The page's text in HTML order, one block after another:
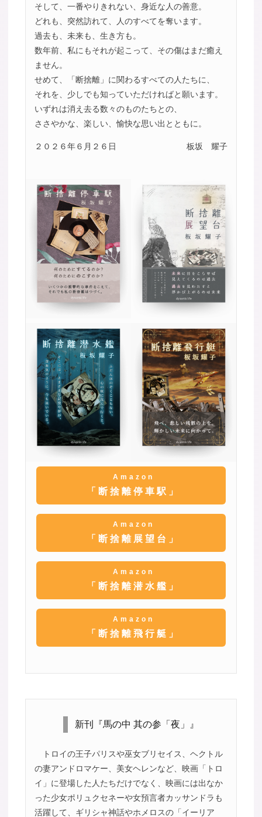
そして、一番やりきれない、身近な人の善意。
どれも、突然訪れて、人のすべてを奪います。
過去も、未来も、生き方も。
数年前、私にもそれが起こって、その傷はまだ癒え
ません。
せめて、「断捨離」に関わるすべての人たちに、
それを、少しでも知っていただければと願います。
いずれは消え去る数々のものたちとの、
ささやかな、楽しい、愉快な思い出とともに。
２０２６年６月２６日 板坂 耀子
Amazon
「断捨離停車駅」
Amazon
「断捨離展望台」
Amazon
「断捨離潜水艦」
Amazon
「断捨離飛行艇」
新刊『馬の中 其の参「夜」』
トロイの王子パリスや巫女ブリセイス、ヘクトル
の妻アンドロマケー、美女ヘレンなど、映画「トロ
イ」に登場した人たちだけでなく、映画には出なか
った少女ポリュクセネーや女預言者カッサンドラも
活躍して、ギリシャ神話やホメロスの「イーリア